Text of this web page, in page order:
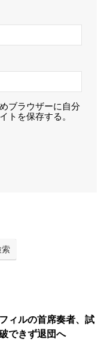
ブラウザーに自分
トを保存する。
索
ィルの首席奏者、試
できず退団へ